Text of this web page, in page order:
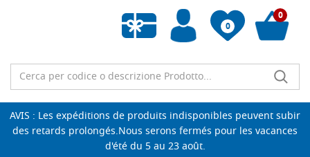
0
Liste de souhaits vide
0
AVIS : Les expéditions de produits indisponibles peuvent subir
des retards prolongés.Nous serons fermés pour les vacances
d'été du 5 au 23 août.